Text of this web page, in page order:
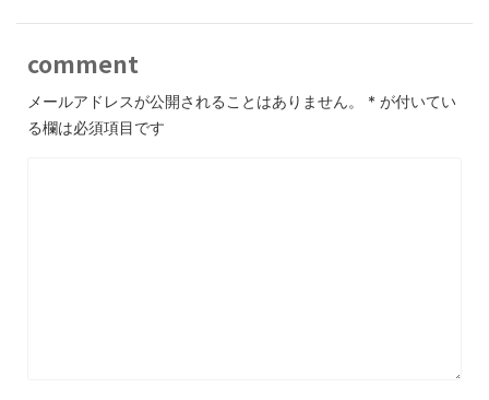
comment
メールアドレスが公開されることはありません。 * が付いてい
る欄は必須項目です